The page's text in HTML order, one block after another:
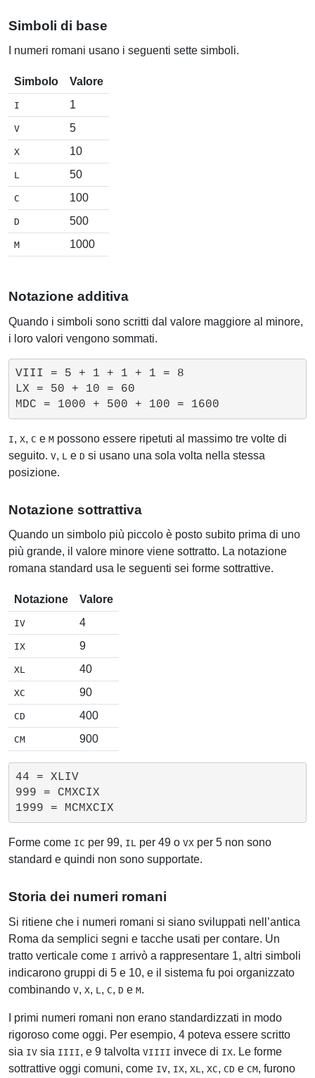
Simboli di base
I numeri romani usano i seguenti sette simboli.
Simbolo Valore
I 1
V 5
X 10
L 50
C 100
D 500
M 1000
Notazione additiva
Quando i simboli sono scritti dal valore maggiore al minore,
i loro valori vengono sommati.
VIII = 5 + 1 + 1 + 1 = 8
LX = 50 + 10 = 60
I, X, C e M possono essere ripetuti al massimo tre volte di
seguito. V, L e D si usano una sola volta nella stessa
posizione.
Notazione sottrattiva
Quando un simbolo più piccolo è posto subito prima di uno
più grande, il valore minore viene sottratto. La notazione
romana standard usa le seguenti sei forme sottrattive.
Notazione Valore
IV 4
IX 9
XL 40
XC 90
CD 400
CM 900
44 = XLIV
999 = CMXCIX
Forme come IC per 99, IL per 49 o VX per 5 non sono
standard e quindi non sono supportate.
Storia dei numeri romani
Si ritiene che i numeri romani si siano sviluppati nell’antica
Roma da semplici segni e tacche usati per contare. Un
tratto verticale come I arrivò a rappresentare 1, altri simboli
indicarono gruppi di 5 e 10, e il sistema fu poi organizzato
combinando V, X, L , C, D e M.
I primi numeri romani non erano standardizzati in modo
rigoroso come oggi. Per esempio, 4 poteva essere scritto
sia IV sia IIII, e 9 talvolta VIIII invece di IX. Le forme
sottrattive oggi comuni, come IV, IX, XL , XC, CD e CM, furono